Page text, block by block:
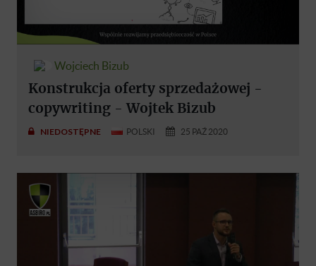
Wojciech Bizub
Konstrukcja oferty sprzedażowej -
copywriting - Wojtek Bizub
NIEDOSTĘPNE POLSKI 25 PAŹ 2020